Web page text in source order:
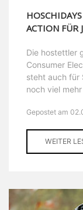
ACTION FÜR
Die hostettler
Consumer
steht auch für
noch viel mehr
Gepostet am
WEITER